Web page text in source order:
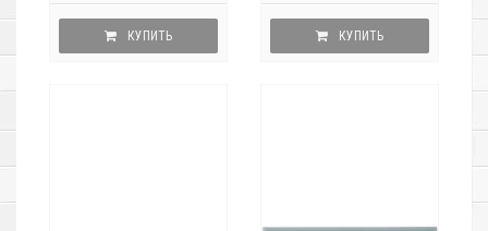
КУПИТЬ КУПИТЬ